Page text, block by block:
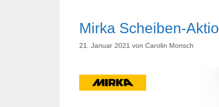
Mirka Scheiben-
21. Januar 2021 von Carolin Monsch